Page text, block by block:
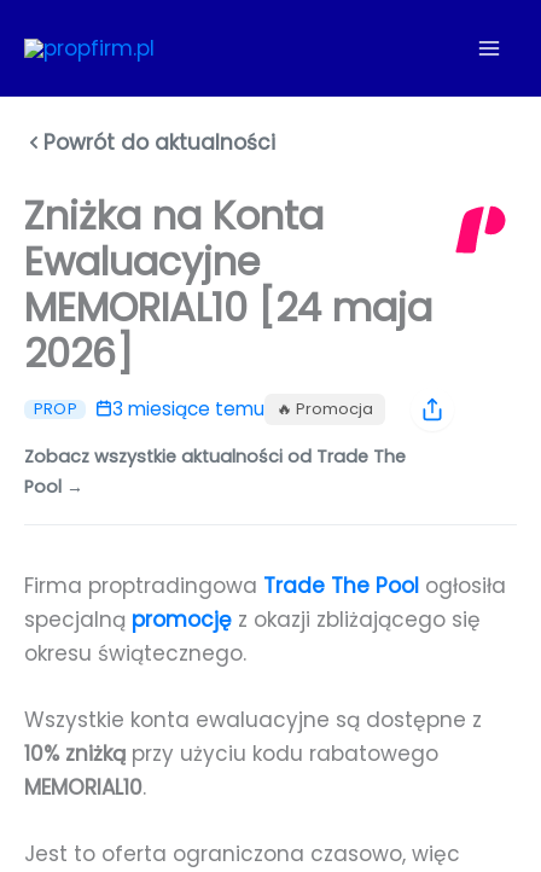
do
Powrót do aktualności
Zniżka na Konta
Ewaluacyjne
MEMORIAL10 [24 maja
2026]
PROP 3 miesiące temu 🔥 Promocja
Zobacz wszystkie aktualności od Trade The
Pool →
Firma proptradingowa Trade The Pool ogłosiła
specjalną promocję z okazji zbliżającego się
okresu świątecznego.
Wszystkie konta ewaluacyjne są dostępne z
10% zniżką przy użyciu kodu rabatowego
MEMORIAL10.
Jest to oferta ograniczona czasowo, więc